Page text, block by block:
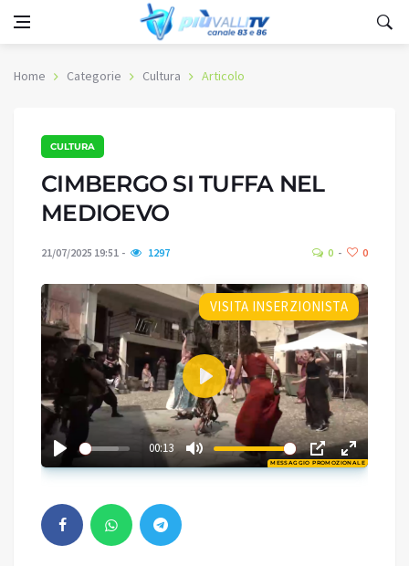
Home Categorie Cultura Articolo
CULTURA
CIMBERGO SI TUFFA NEL
MEDIOEVO
21/07/2025 19:51 1297 0 0
MESSAGGIO PROMOZIONALE
VISITA INSERZIONISTA
00:13
Play
02:17